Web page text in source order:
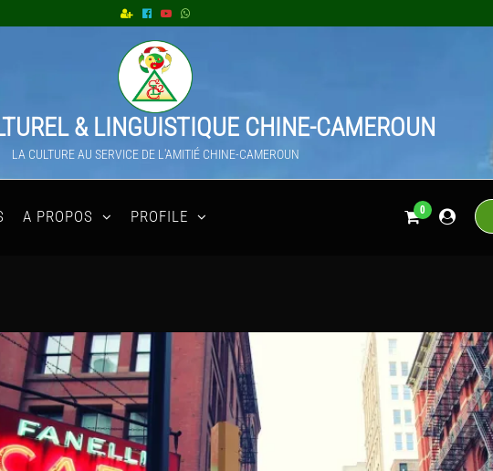
& LINGUISTIQUE CHINE-CAMEROUN
LA CULTURE AU SERVICE DE L'AMITIÉ CHINE-CAMEROUN
0
A PROPOS PROFILE